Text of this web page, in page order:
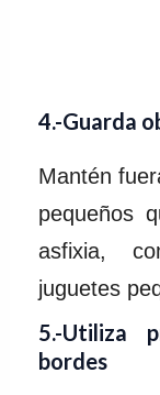
4.-Guarda
Mantén
pequeños
asfixia,
juguetes
5.-Utiliza
bordes